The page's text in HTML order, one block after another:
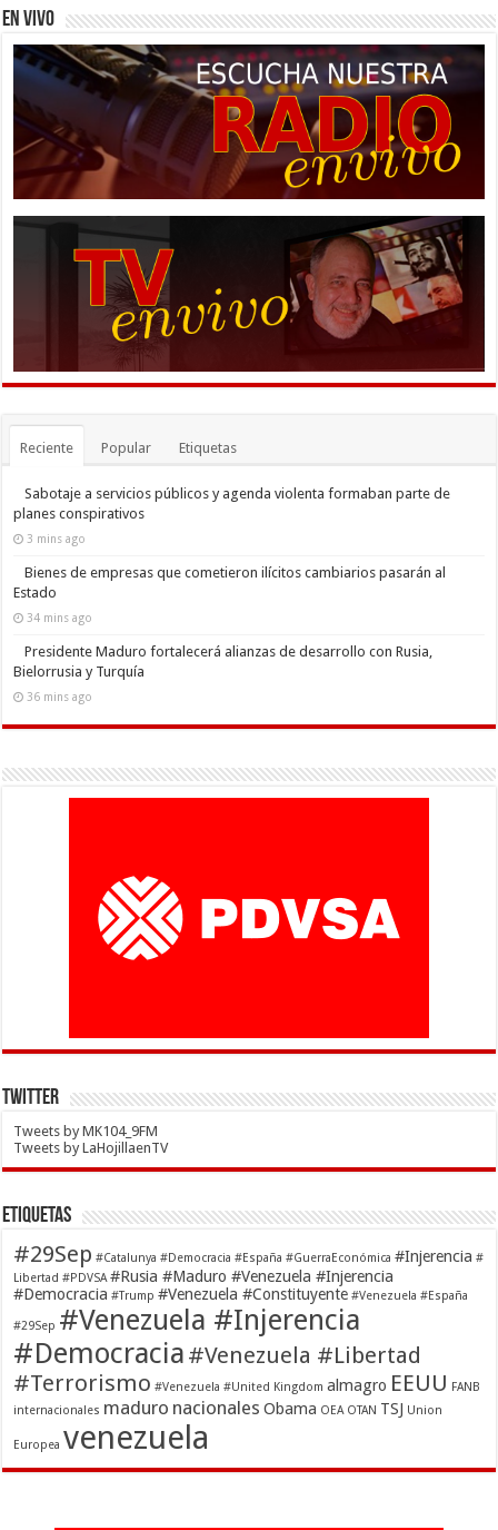
EN VIVO
Reciente Popular Etiquetas
Sabotaje a servicios públicos y agenda violenta formaban parte de
planes conspirativos
3 mins ago
Bienes de empresas que cometieron ilícitos cambiarios pasarán al
Estado
34 mins ago
Presidente Maduro fortalecerá alianzas de desarrollo con Rusia,
Bielorrusia y Turquía
36 mins ago
Twitter
Tweets by MK104_9FM
Tweets by LaHojillaenTV
Etiquetas
#29Sep #Catalunya #Democracia #España #GuerraEconómica #Injerencia #
Libertad #PDVSA #Rusia #Maduro #Venezuela #Injerencia
#Democracia #Trump #Venezuela #Constituyente #Venezuela #España
#29Sep #Venezuela #Injerencia
#Democracia #Venezuela #Libertad
#Terrorismo #Venezuela #United Kingdom almagro EEUU FANB
internacionales maduro nacionales Obama OEA OTAN TSJ Union
Europea venezuela